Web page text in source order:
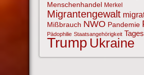
Menschenhandel Merkel
Migrantengewalt
Mißbrauch NWO Pandemie
Pädophilie Staatsangehörigkeit
Trump Ukraine